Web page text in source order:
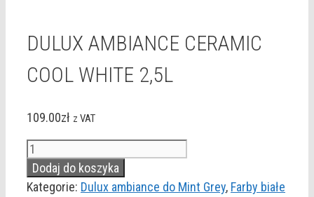
DULUX AMBIANCE CERAMIC
COOL WHITE 2,5L
109.00zł z VAT
ilość
DULUX
AMBIANCE
Dodaj do koszyka
Kategorie: Dulux ambiance do Mint Grey, Farby białe